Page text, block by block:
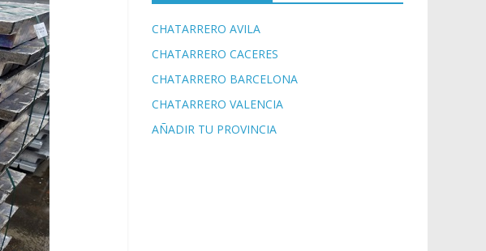
CHATARRERO AVILA
CHATARRERO CACERES
CHATARRERO BARCELONA
CHATARRERO VALENCIA
AÑADIR TU PROVINCIA